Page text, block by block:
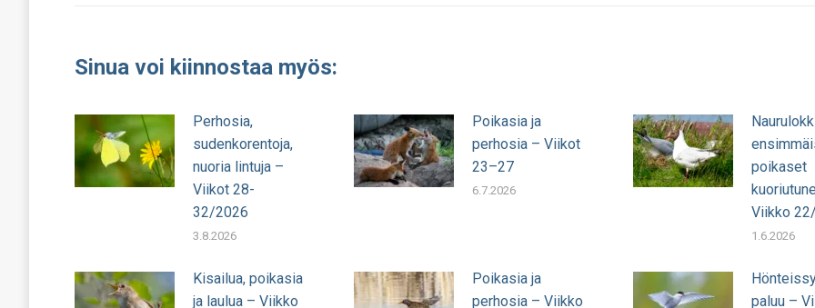
Sinua voi kiinnostaa myös:
Perhosia,
sudenkorentoja,
nuoria lintuja –
Viikot 28-
32/2026
3.8.2026
Poikasia ja
perhosia – Viikot
23–27
6.7.2026
poikaset
Viikko
1.6.2026
Kisailua, poikasia
ja laulua – Viikko
Poikasia ja
perhosia – Viikko
paluu –